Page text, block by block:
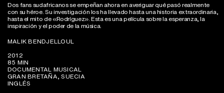
MALIK BENDJELLOUL
2012
85 MIN
DOCUMENTAL MUSICAL
GRAN BRETAÑA, SUECIA
INGLÉS
Dos fans sudafricanos se empeñan ahora en averiguar qué pasó realmente
con su héroe. Su investigación los ha llevado hasta una historia extraordinaria,
hasta el mito de «Rodríguez». Esta es una película sobre la esperanza, la
inspiración y el poder de la música.